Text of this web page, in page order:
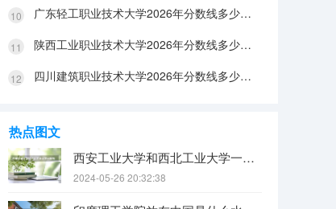
广东轻工职业技术大学2026年分数线多少？广东考生542分能上吗？
陕西工业职业技术大学2026年分数线多少？陕西考生355分能上吗？机械专业好就业吗？
四川建筑职业技术大学2026年分数线多少？四川考生510分能上吗？建筑专业好就业吗？
热点图文
西安工业大学和西北工业大学一样吗
2024-05-26 20:32:38